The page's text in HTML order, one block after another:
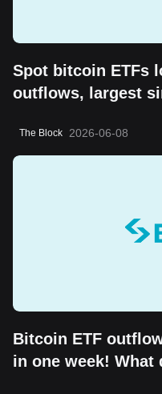
Spot bitcoin ETFs
outflows, largest
The Block 2026-06-08
Bitcoin ETF
in one week!